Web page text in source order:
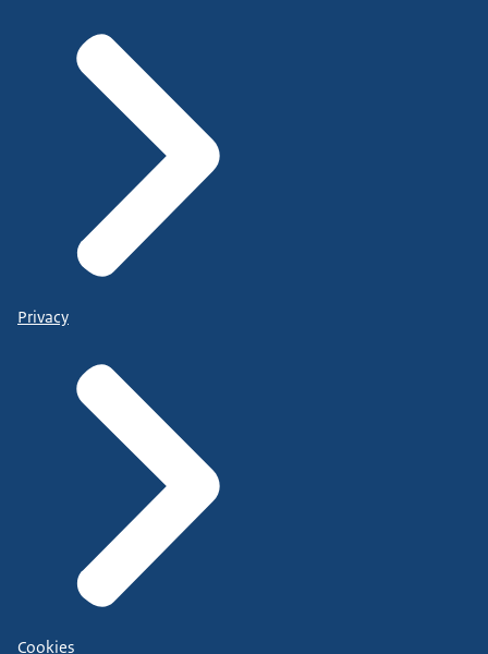
Privacy
Cookies